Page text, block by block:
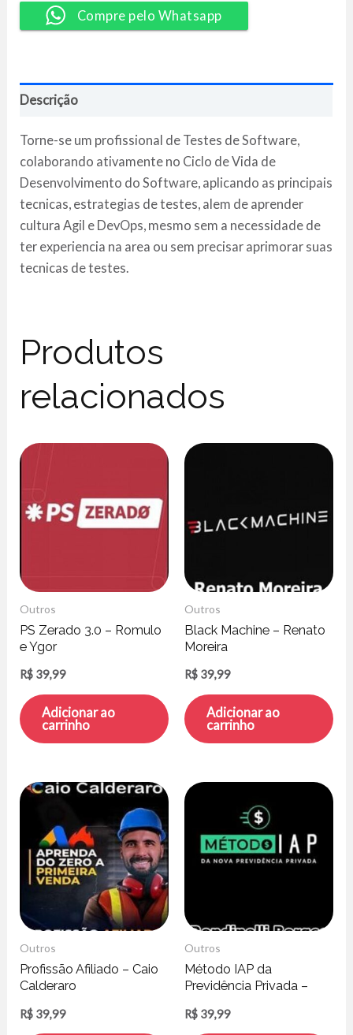
quantidade
Compre pelo Whatsapp
Descrição
Torne-se um profissional de Testes de Software,
colaborando ativamente no Ciclo de Vida de
Desenvolvimento do Software, aplicando as principais
tecnicas, estrategias de testes, alem de aprender
cultura Agil e DevOps, mesmo sem a necessidade de
ter experiencia na area ou sem precisar aprimorar suas
tecnicas de testes.
Produtos
relacionados
Outros
PS Zerado 3.0 – Romulo
e Ygor
R$ 39,99
Adicionar ao
carrinho
Outros
Black Machine – Renato
Moreira
R$ 39,99
Adicionar ao
carrinho
Outros
Profissão Afiliado – Caio
Calderaro
R$ 39,99
Outros
Método IAP da
Previdência Privada –
R$ 39,99